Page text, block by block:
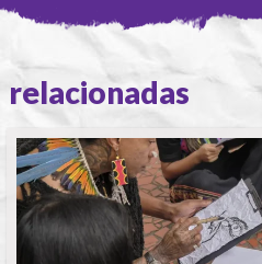
relacionadas